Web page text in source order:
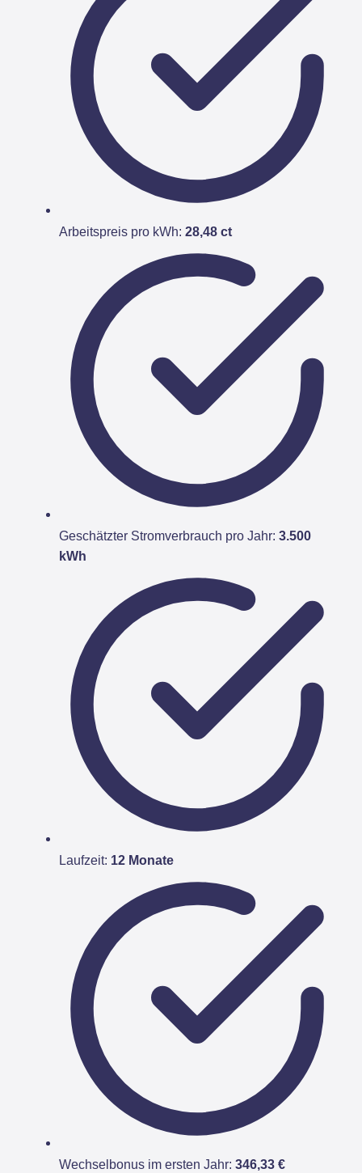
Arbeitspreis pro kWh: 28,48 ct
Geschätzter Stromverbrauch pro Jahr: 3.500
kWh
Laufzeit: 12 Monate
Wechselbonus im ersten Jahr: 346,33 €